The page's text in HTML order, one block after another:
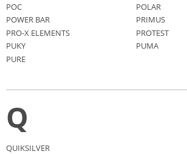
POC
POLAR
POWER BAR
PRIMUS
PRO-X ELEMENTS
PROTEST
PUKY
PUMA
PURE
Q
QUIKSILVER